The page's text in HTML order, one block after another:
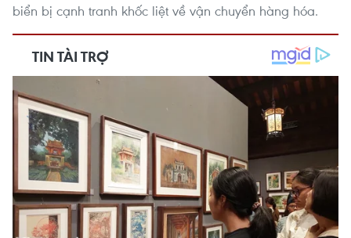
biển bị cạnh tranh khốc liệt về vận chuyển hàng hóa.